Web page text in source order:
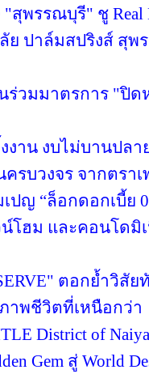
สุพรรณบุรี" ชู Real
ย ปาล์มสปริงส์ สุ
ร่วมมาตรการ "ปิ
าน งบไม่บานปลาย
ครบวงจร จากตรา
ปญ “ล็อกดอกเบี้ย
โฮม และคอนโดมิ
ตอกย้ำวิสัย
าพชีวิตที่เหนือกว่า
District of
Gem สู่ World